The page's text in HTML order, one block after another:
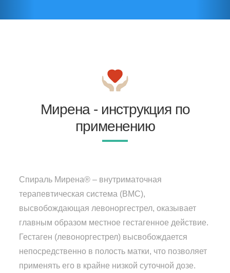
Мирена - инструкция по
применению
Спираль Мирена® – внутриматочная
терапевтическая система (ВМС),
высвобождающая левоноргестрел, оказывает
главным образом местное гестагенное действие.
Гестаген (левоноргестрел) высвобождается
непосредственно в полость матки, что позволяет
применять его в крайне низкой суточной дозе.